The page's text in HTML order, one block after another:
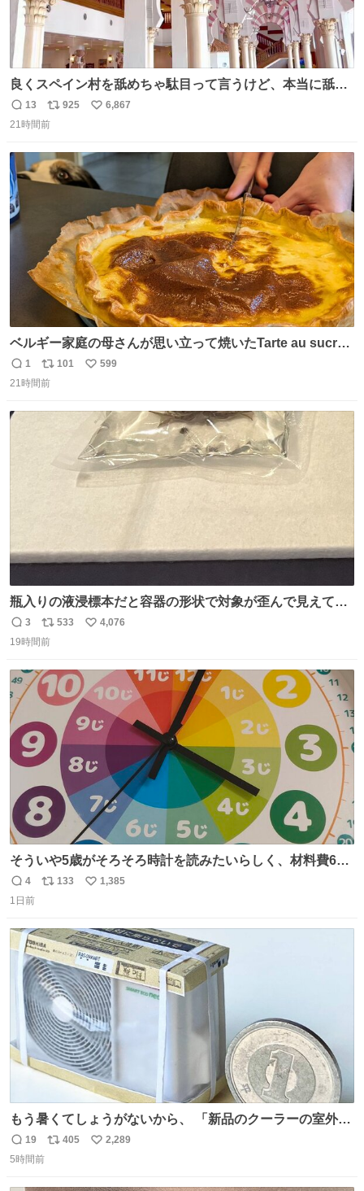
良くスペイン村を舐めちゃ駄目って言うけど、本当に舐め
ちゃ行けないのはスペィン村ホテル🏛🏨 だってロビーから
中庭抜けるだけでこの有様🤩 ディズニーホテル泊まってる
ニャは益々素晴らしい場所になってる
返
信
13
リ
ポ
ト
数
925
い
数
6,867
21時間前
ベルギー家庭の母さんが思い立って焼いたTarte au sucre
は「砂糖のケーキ」。パイ生地に砂糖をたっぷり振りか
け、クリームと卵の液を注いで焼くだけ。溶けた砂糖はね
ギーのだよ」というこれ、素朴な焼菓子に見えてナポレオ
ン戦争の歴史があった。
返
信
1
リ
ポ
101
い
数
599
21時間前
瓶入りの液浸標本だと容器の形状で対象が歪んで見えてし
まうことから、なるべく歪みがない状態で観察しやすいよ
うにこのような形で保存していると前に科博の先生から教
返
信
3
リ
ポ
ト
数
533
い
数
4,076
19時間前
そういや5歳がそろそろ時計を読みたいらしく、材料費600
円で作れる知育時計作ってみた！ めっちゃ簡単！ ありがと
う先人！
返
信
4
リ
ト
数
133
い
数
1,385
1日前
もう暑くてしょうがないから、 「新品のクーラーの室外機
のミニチュア」 でも見ていってよ
返
信
19
リ
405
い
2,289
5時間前